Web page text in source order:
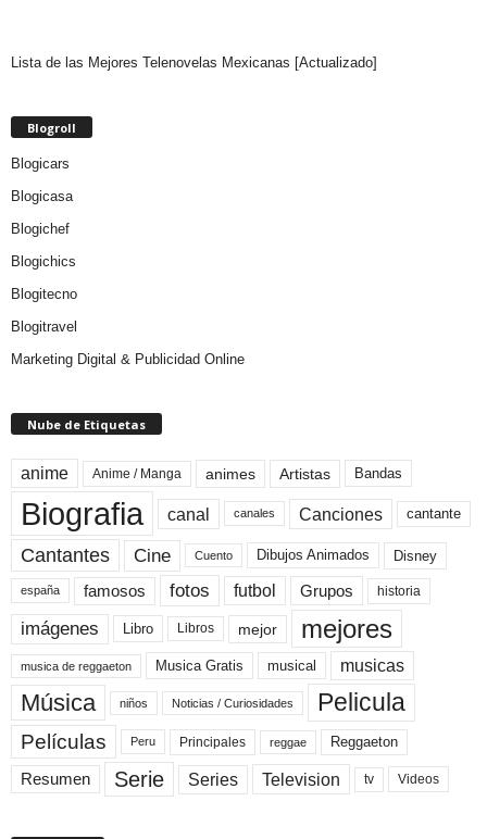
Lista de las Mejores Telenovelas Mexicanas [Actualizado]
Blogroll
Blogicars
Blogicasa
Blogichef
Blogichics
Blogitecno
Blogitravel
Marketing Digital & Publicidad Online
Nube de Etiquetas
anime Anime / Manga animes Artistas Bandas
Biografia canal canales Canciones cantante
Cantantes Cine Cuento Dibujos Animados Disney
españa famosos fotos futbol Grupos historia
imágenes Libro Libros mejor mejores
musica de reggaeton Musica Gratis musical musicas
Música niños Noticias / Curiosidades Pelicula
Películas Peru Principales reggae Reggaeton
Resumen Serie Series Television tv Videos